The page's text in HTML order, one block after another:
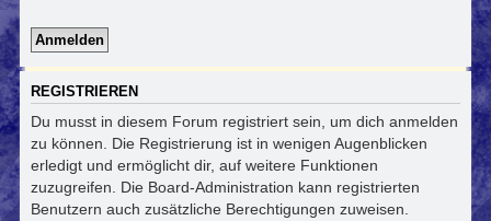
REGISTRIEREN
Du musst in diesem Forum registriert sein, um dich anmelden
zu können. Die Registrierung ist in wenigen Augenblicken
erledigt und ermöglicht dir, auf weitere Funktionen
zuzugreifen. Die Board-Administration kann registrierten
Benutzern auch zusätzliche Berechtigungen zuweisen.